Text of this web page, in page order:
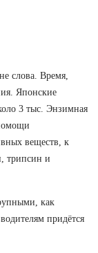
слова. Время,
Японские
3 тыс. Энзимная
веществ, к
трипсин и
как
придётся